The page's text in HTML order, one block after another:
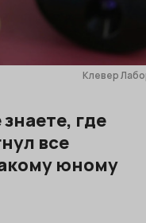
Клевер
где
все
юному